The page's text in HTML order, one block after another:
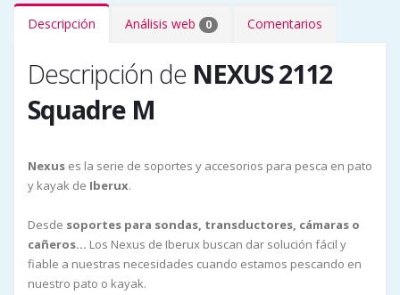
Descripción Análisis web 0 Comentarios
Descripción de NEXUS 2112
Squadre M
Nexus es la serie de soportes y accesorios para pesca en pato
y kayak de Iberux.
Desde soportes para sondas, transductores, cámaras o
cañeros... Los Nexus de Iberux buscan dar solución fácil y
fiable a nuestras necesidades cuando estamos pescando en
nuestro pato o kayak.